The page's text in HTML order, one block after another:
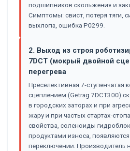
подшипников скольжения и
Симптомы: свист, потеря тяги,
выхлопа, ошибка P0299.
2. Выход из строя
7DCT (мокрый двойной
перегрева
Преселективная 7-ступенчатая
сцеплением (Getrag 7DCT300)
в городских заторах и при
жару и при частых стартах-
свойства, соленоиды
продуктами износа,
переключении. Производитель